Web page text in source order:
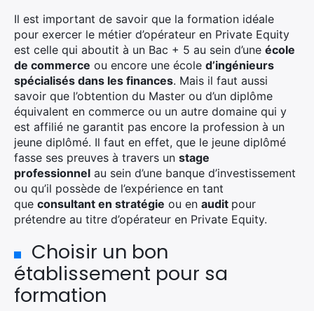
Il est important de savoir que la formation idéale
pour exercer le métier d’opérateur en Private Equity
est celle qui aboutit à un Bac + 5 au sein d’une école
de commerce ou encore une école d’ingénieurs
spécialisés dans les finances. Mais il faut aussi
savoir que l’obtention du Master ou d’un diplôme
équivalent en commerce ou un autre domaine qui y
est affilié ne garantit pas encore la profession à un
jeune diplômé. Il faut en effet, que le jeune diplômé
fasse ses preuves à travers un stage
professionnel au sein d’une banque d’investissement
ou qu’il possède de l’expérience en tant
que consultant en stratégie ou en audit pour
prétendre au titre d’opérateur en Private Equity.
Choisir un bon
établissement pour sa
formation